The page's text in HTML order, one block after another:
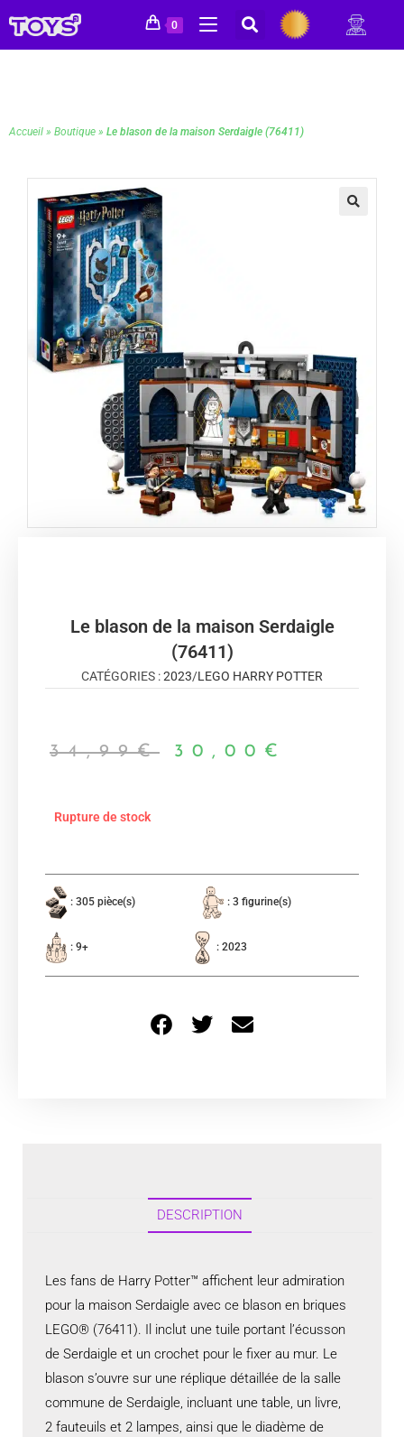
0
Accueil » Boutique » Le blason de la maison Serdaigle (76411)
Le blason de la maison Serdaigle
(76411)
CATÉGORIES :2023/LEGO HARRY POTTER
34,99€ 30,00 €
Rupture de stock
: 305 pièce(s) : 3 figurine(s)
: 9+ : 2023
DESCRIPTION
Les fans de Harry Potter™ affichent leur admiration
pour la maison Serdaigle avec ce blason en briques
LEGO® (76411). Il inclut une tuile portant l’écusson
de Serdaigle et un crochet pour le fixer au mur. Le
blason s’ouvre sur une réplique détaillée de la salle
commune de Serdaigle, incluant une table, un livre,
2 fauteuils et 2 lampes, ainsi que le diadème de